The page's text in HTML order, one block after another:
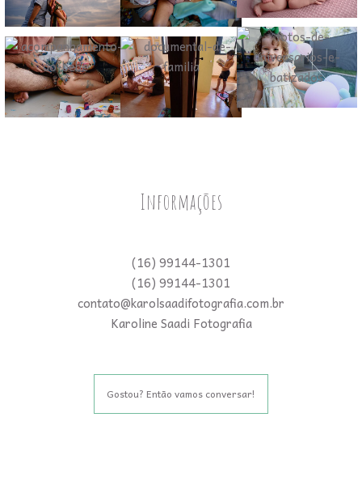
Informações
(16) 99144-1301
(16) 99144-1301
contato@karolsaadifotografia.com.br
Karoline Saadi Fotografia
Gostou? Então vamos conversar!